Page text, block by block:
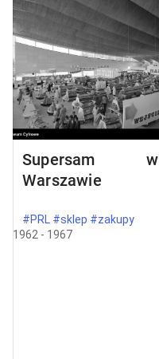
Supersam w
Warszawie
#PRL #sklep #zakupy
1962 - 1967